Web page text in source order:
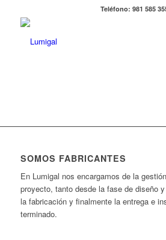
Teléfono: 981 585
SOMOS FABRICANTES
En Lumigal nos encargamos de la
proyecto, tanto desde la fase de diseño
la fabricación y finalmente la entrega e
terminado.